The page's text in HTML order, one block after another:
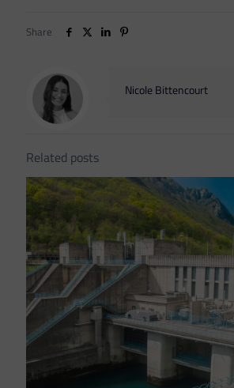
Share
Nicole Bittencourt
Related posts